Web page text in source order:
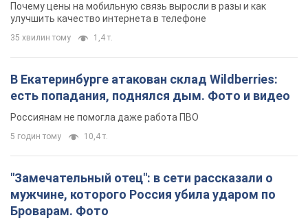
Почему цены на мобильную связь выросли в разы и как
улучшить качество интернета в телефоне
35 хвилин тому 1,4 т.
В Екатеринбурге атакован склад Wildberries:
есть попадания, поднялся дым. Фото и видео
Россиянам не помогла даже работа ПВО
5 годин тому 10,4 т.
"Замечательный отец": в сети рассказали о
мужчине, которого Россия убила ударом по
Броварам. Фото